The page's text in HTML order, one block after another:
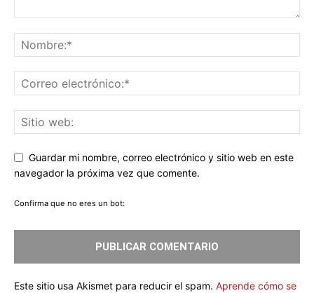
Guardar mi nombre, correo electrónico y sitio web en este
navegador la próxima vez que comente.
Confirma que no eres un bot:
Este sitio usa Akismet para reducir el spam. Aprende cómo se